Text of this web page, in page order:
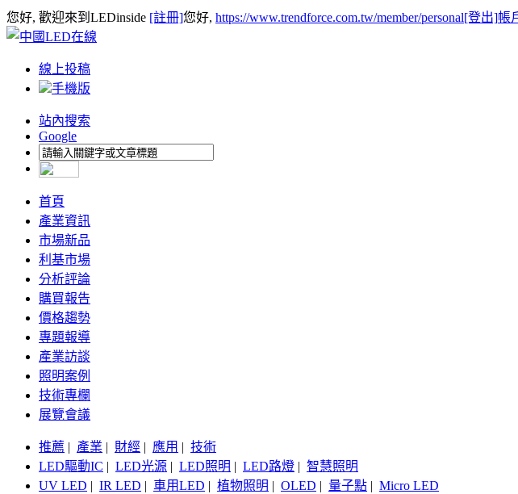
您好, 歡迎來到LEDinside [註冊]您好, https://www.trendforce.com.tw/member/personal[登出]帳
線上投稿
手機版
站內搜索
Google
首頁
產業資訊
市場新品
利基市場
分析評論
購買報告
價格趨勢
專題報導
產業訪談
照明案例
技術專欄
展覽會議
推薦 | 產業 | 財經 | 應用 | 技術
LED驅動IC | LED光源 | LED照明 | LED路燈 | 智慧照明
UV LED | IR LED | 車用LED | 植物照明 | OLED | 量子點 | Micro LED